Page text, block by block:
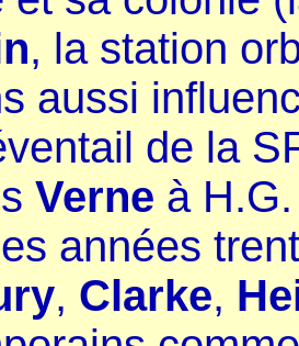
, la station
aussi
de la
Verne à
années
, Clarke,